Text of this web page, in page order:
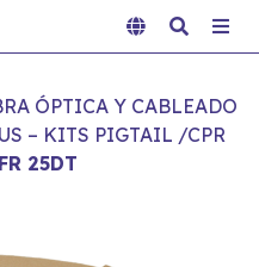
ÓPTICA Y CABLEADO
– KITS PIGTAIL /CPR
25DT